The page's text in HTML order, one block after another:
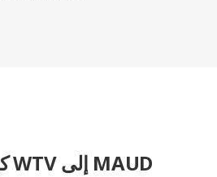
كيفية تحويل WTV إلى MAUD